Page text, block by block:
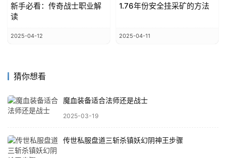
新手必看：传奇战士职业解
读
2025-04-12
1.76年份安全挂采矿的方法
2025-04-11
猜你想看
魔血装备适合法师还是战士
2025-03-19
传世私服盘道三斩杀镇妖幻阴神王步骤